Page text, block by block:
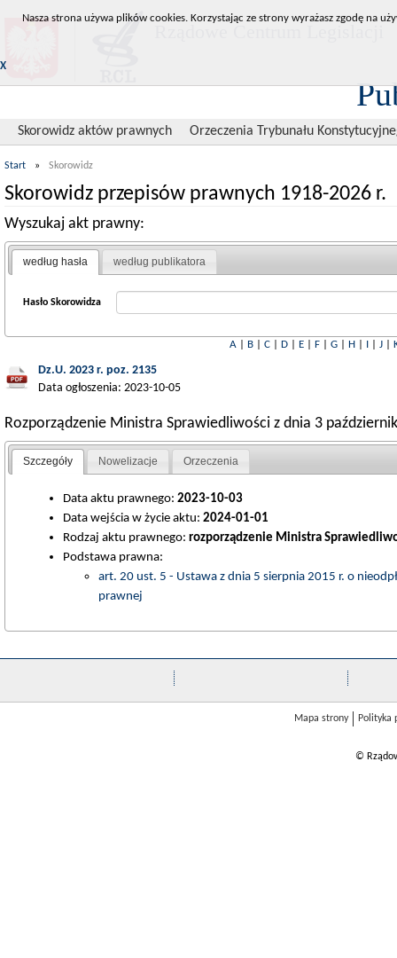
Skorowidz aktów prawnych Orzeczenia Trybunału
Start » Skorowidz
Skorowidz przepisów prawnych 1918-2026 r.
Wyszukaj akt prawny:
według hasła według publikatora
Hasło Skorowidza
A| B| C| D| E| F| G| H| I| J|
Dz.U. 2023 r. poz. 2135
Data ogłoszenia: 2023-10-05
Rozporządzenie Ministra Sprawiedliwości z dnia 3
Szczegóły Nowelizacje Orzeczenia
Data aktu prawnego: 2023-10-03
Data wejścia w życie aktu: 2024-01-01
Rodzaj aktu prawnego: rozporządzenie Ministra
Podstawa prawna:
art. 20 ust. 5 - Ustawa z dnia 5 sierpnia 2015 r. o
prawnej
Mapa strony Polityka
©
Nasza strona używa plików cookies. Korzystając ze strony wyrażasz zgodę na
X